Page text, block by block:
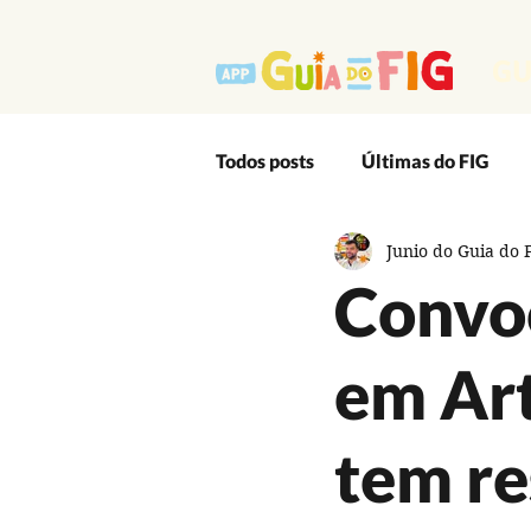
Todos posts Últimas do FIG
Outro Lado Massa do Festival
em
tem
Junio do Guia do